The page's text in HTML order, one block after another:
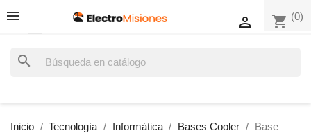
shopping_cart (0)

search
Inicio Tecnología Informática Bases Cooler
Base